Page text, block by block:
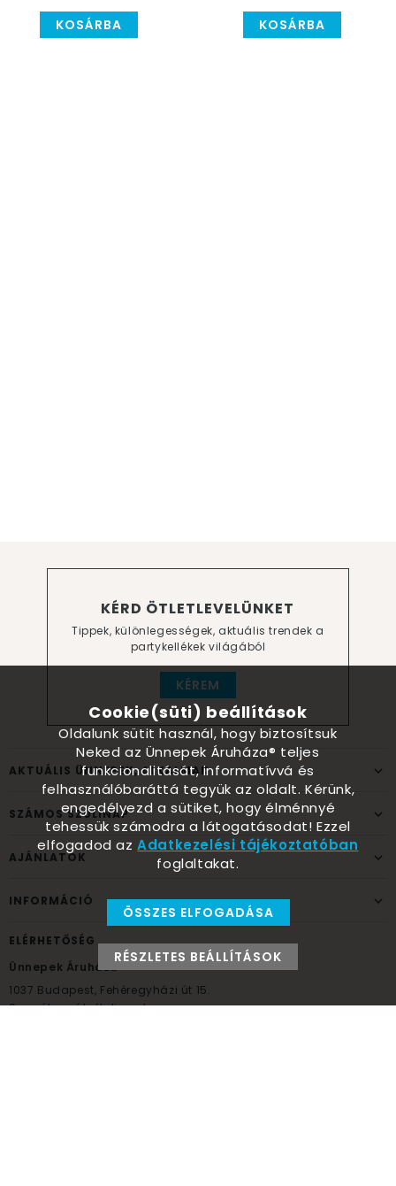
KOSÁRBA
KOSÁRBA
KÉRD ÖTLETLEVELÜNKET
Tippek, különlegességek, aktuális trendek a
partykellékek világából
KÉREM
AKTUÁLIS ÜNNEPEK, ALKALMAK
SZÁMOS SZÜLINAP
AJÁNLATOK
INFORMÁCIÓ
ELÉRHETŐSÉG
Ünnepek Áruháza
1037 Budapest, Fehéregyházi út 15.
Személyes átvételi pont
Cookie(süti) beállítások
Oldalunk sütit használ, hogy biztosítsuk
Neked az Ünnepek Áruháza® teljes
funkcionalitását, informatívvá és
felhasználóbaráttá tegyük az oldalt. Kérünk,
engedélyezd a sütiket, hogy élménnyé
tehessük számodra a látogatásodat! Ezzel
elfogadod azAdatkezelési tájékoztatóban
foglaltakat.
ÖSSZES ELFOGADÁSA
RÉSZLETES BEÁLLÍTÁSOK